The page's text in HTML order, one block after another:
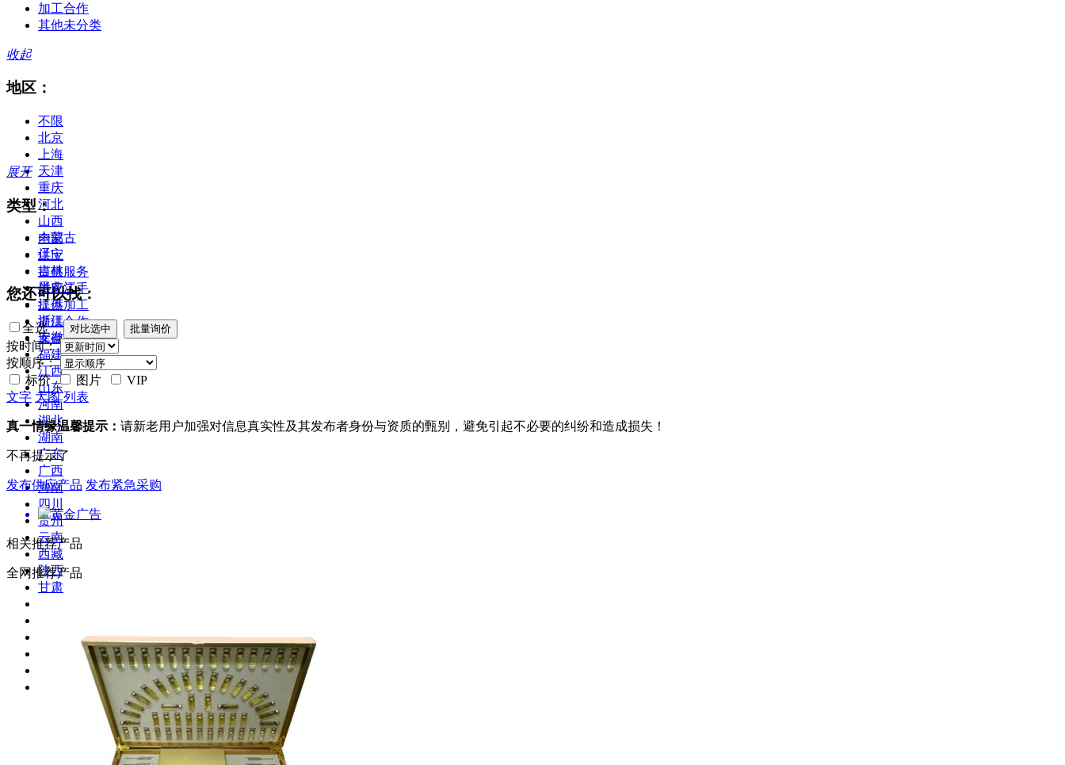
加工合作
其他未分类
收起
地区：
不限
北京
上海
天津
重庆
河北
山西
内蒙古
辽宁
吉林
黑龙江
江苏
浙江
安徽
福建
江西
山东
河南
湖北
湖南
广东
广西
海南
四川
贵州
云南
西藏
陕西
甘肃
展开
类型：
全部
供应
提供服务
供应二手
提供加工
提供合作
库存
您还可以找：
全选
按时间：
按顺序：
标价
图片
VIP
文字 大图 列表
真一情缘温馨提示： 请新老用户加强对信息真实性及其发布者身份与资质的甄别，避免引起不必要的纠纷和造成损失！
不再提示了
发布供应产品 发布紧急采购
相关推荐产品
全网推荐产品